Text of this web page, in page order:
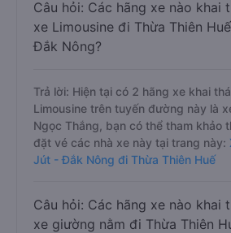
Câu hỏi: Các hãng xe nào khai
xe Limousine đi Thừa Thiên
Đắk Nông?
Trả lời: Hiện tại có 2 hãng xe khai
Limousine trên tuyến đường này là
Ngọc Thắng, bạn có thể tham khảo
đặt vé các nhà xe này tại trang này:
Jút - Đắk Nông đi Thừa Thiên Huế
Câu hỏi: Các hãng xe nào khai
xe giường nằm đi Thừa Thiên